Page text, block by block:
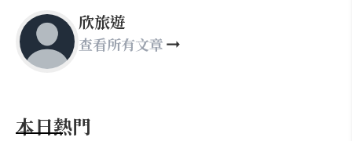
欣旅遊
查看所有文章
本日熱門